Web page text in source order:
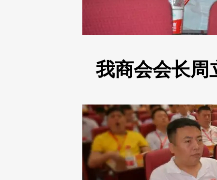
我商会会长周